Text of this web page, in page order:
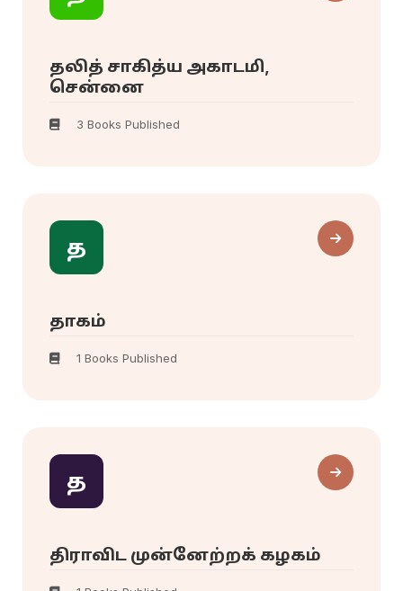
தலித் சாகித்ய அகாடமி,
சென்னை
3 Books Published
த
தாகம்
1 Books Published
த
திராவிட முன்னேற்றக் கழகம்